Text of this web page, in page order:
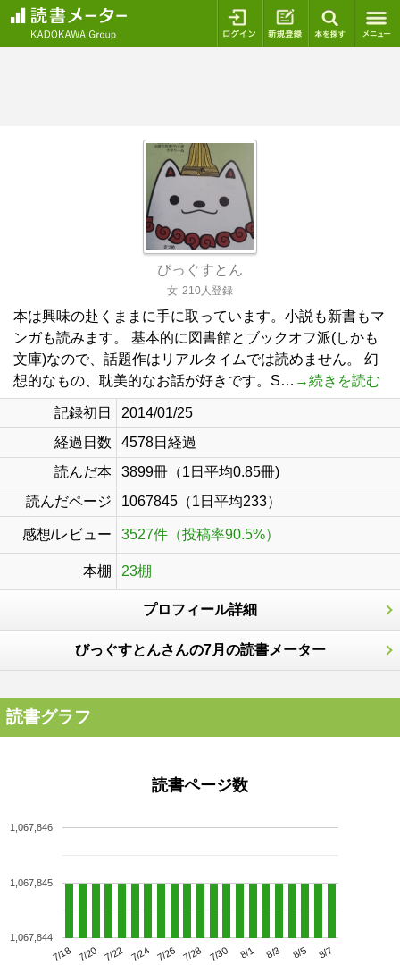
ログイン 新規登録
びっぐすとん
女 210人登録
本は興味の赴くままに手に取っています。小説も新書もマ
ンガも読みます。 基本的に図書館とブックオフ派(しかも
文庫)なので、話題作はリアルタイムでは読めません。 幻
想的なもの、耽美的なお話が好きです。S… →続きを読む
記録初日
2014/01/25
経過日数
4578日経過
読んだ本
3899冊（1日平均0.85冊)
読んだページ
1067845（1日平均233）
感想/レビュー 3527件（投稿率90.5%）
本棚 23棚
プロフィール詳細
びっぐすとんさんの7月の読書メーター
読書グラフ
読書ページ数
7/18 7/20 7/22 7/24 7/26 7/28 7/30 8/1 8/3 8/5 8/7
1,067,844
1,067,845
1,067,846